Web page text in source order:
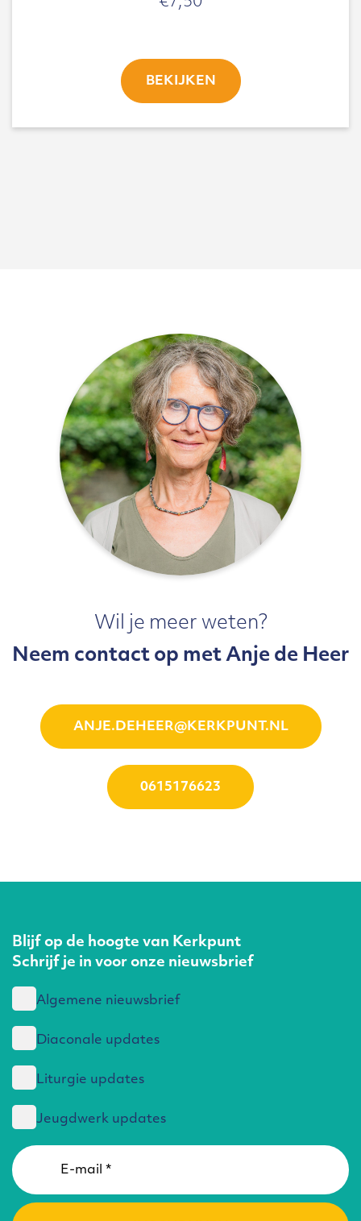
BEKIJKEN
Wil je meer weten?
Neem contact op met Anje de Heer
ANJE.DEHEER@KERKPUNT.NL
0615176623
Blijf op de hoogte van Kerkpunt
Schrijf je in voor onze nieuwsbrief
Algemene nieuwsbrief
Diaconale updates
Liturgie updates
Jeugdwerk updates